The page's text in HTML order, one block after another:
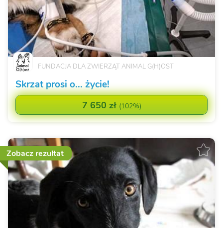
FUNDACJA DLA ZWIERZĄT ANIMAL G(H)OST
Skrzat prosi o... życie!
7 650 zł (102%)
Zobacz rezultat